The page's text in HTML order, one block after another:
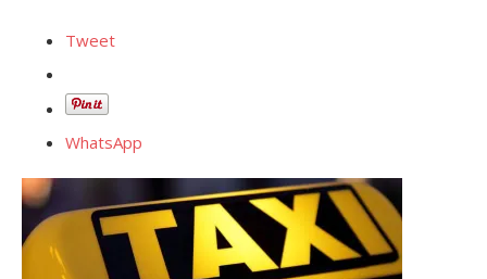
Tweet
WhatsApp